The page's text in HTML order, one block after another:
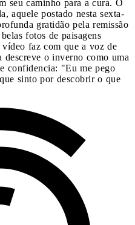
seu caminho para a cura. O
aquele postado nesta sexta-
gratidão pela remissão
fotos de paisagens
vídeo faz com que a voz de
o inverno como uma
confidencia: "Eu me pego
sinto por descobrir o que